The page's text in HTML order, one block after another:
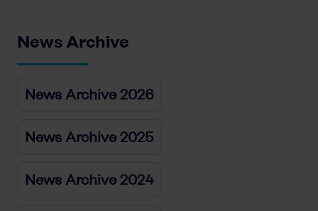
News Archive
News Archive 2026
News Archive 2025
News Archive 2024